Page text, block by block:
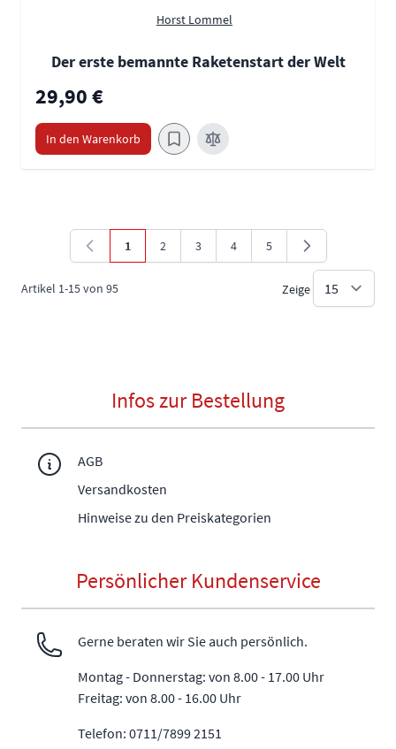
Horst Lommel
Der erste bemannte Raketenstart der Welt
29,90 €
In den Warenkorb
Artikel 1-15von 95
Sie lesen gerade die Seite
1 Seite
2 Seite
3 Seite
4 Seite
5
Zeige
Infos zur Bestellung
AGB
Versandkosten
Hinweise zu den Preiskategorien
Persönlicher Kundenservice
Gerne beraten wir Sie auch persönlich.
Montag - Donnerstag: von 8.00 - 17.00 Uhr
Freitag: von 8.00 - 16.00 Uhr
Telefon: 0711/7899 2151